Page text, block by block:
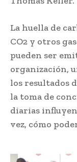
La huella de
CO2 y otros
pueden ser
organización,
los resultados
la toma de
diarias
vez, cómo